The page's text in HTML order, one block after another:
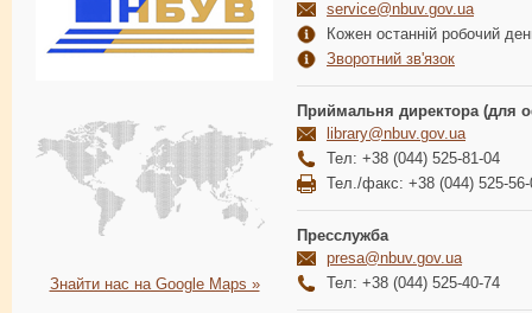
Знайти нас на Google Maps »
service@nbuv.gov.ua
Кожен останній робочий
Зворотний зв'язок
Приймальня директора (для
library@nbuv.gov.ua
Тел: +38 (044) 525-81-04
Тел./факс: +38 (044) 525-56-
Пресслужба
presa@nbuv.gov.ua
Тел: +38 (044) 525-40-74